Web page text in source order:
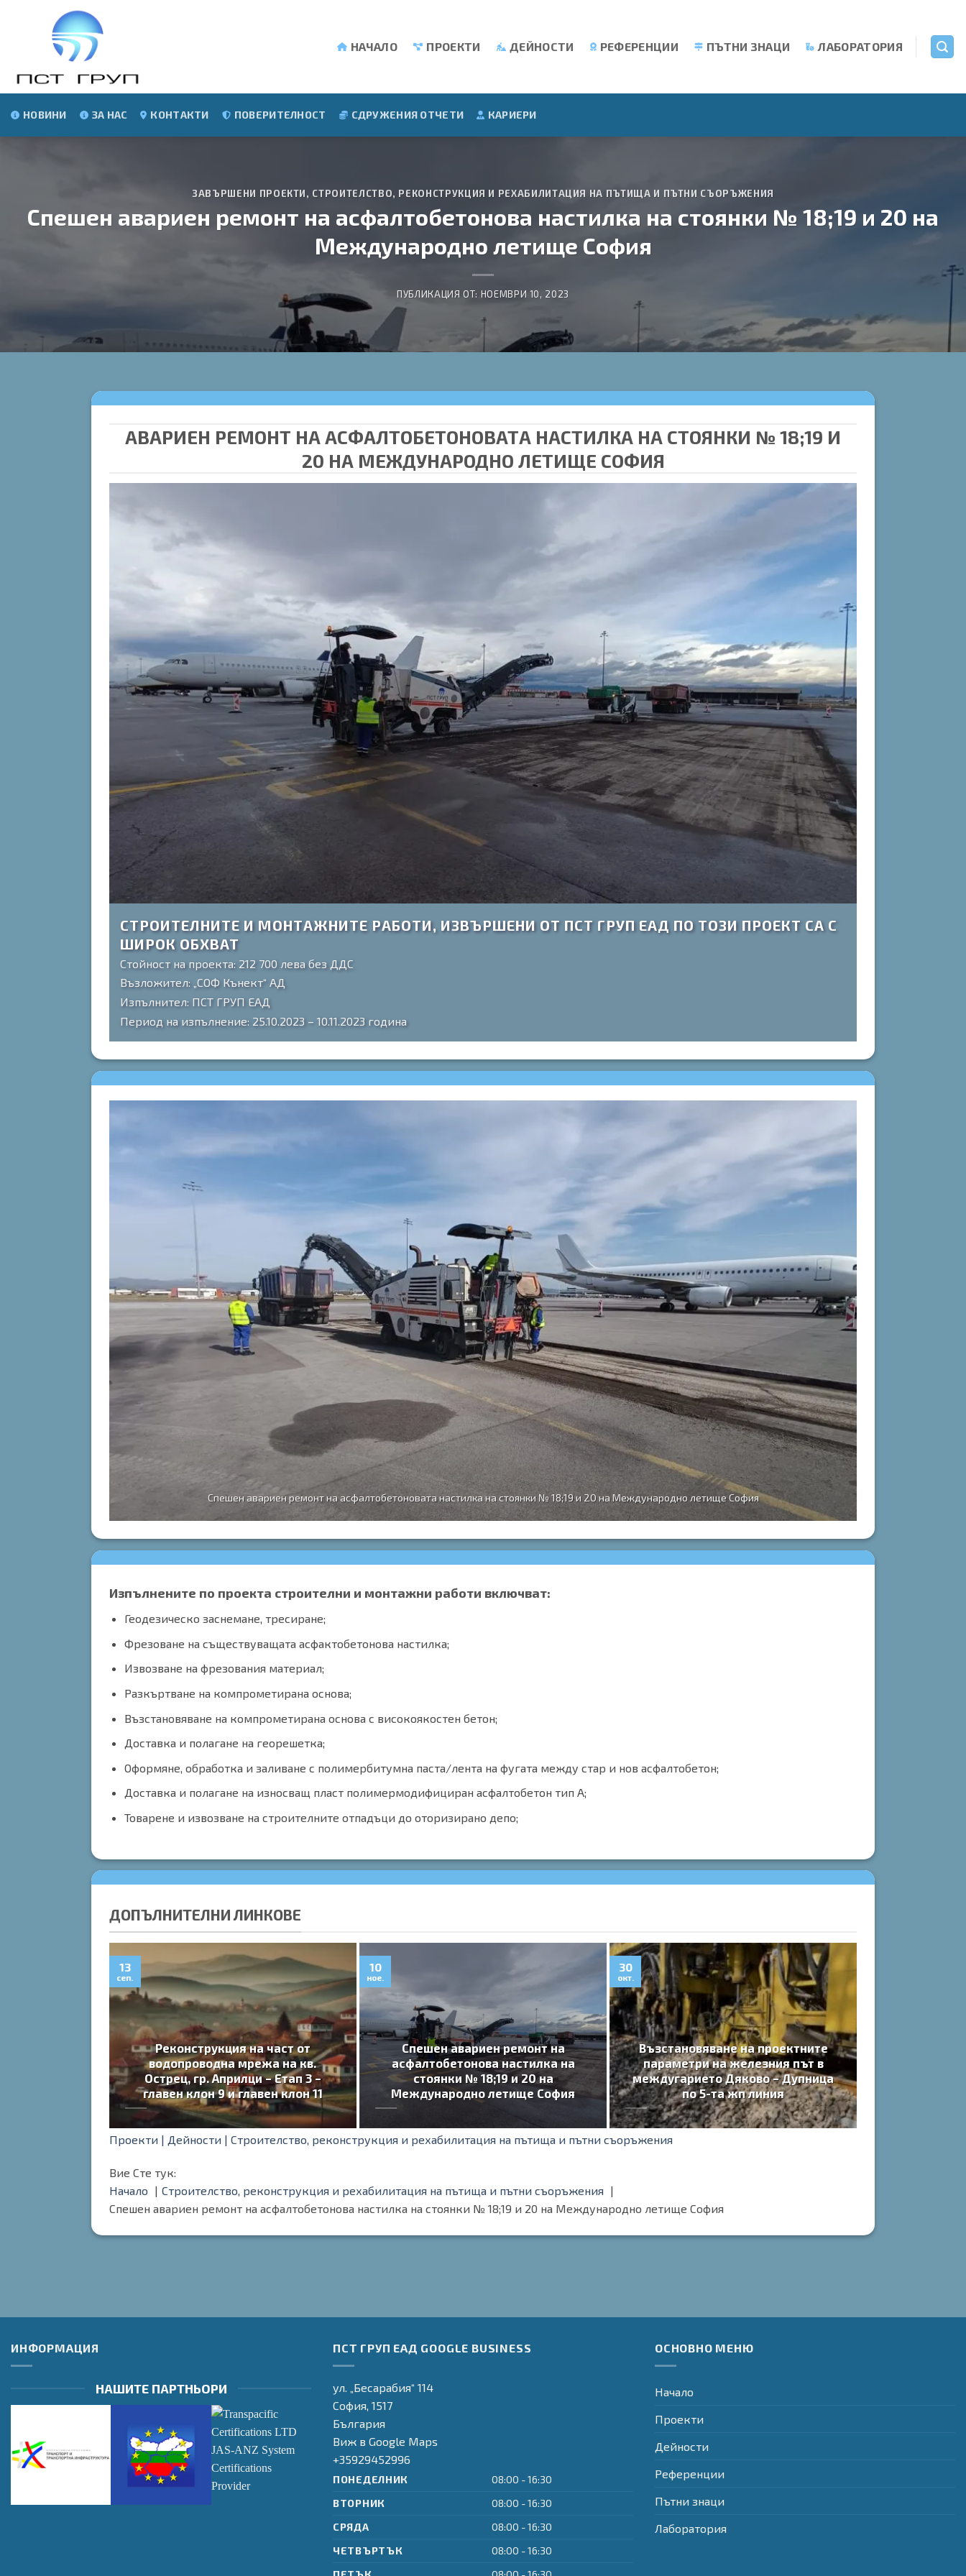
НАЧАЛО ПРОЕКТИ ДЕЙНОСТИ РЕФЕРЕНЦИИ ПЪТНИ ЗНАЦИ ЛАБОРАТОРИЯ
НОВИНИ ЗА НАС КОНТАКТИ ПОВЕРИТЕЛНОСТ СДРУЖЕНИЯ ОТЧЕТИ КАРИЕРИ
ЗАВЪРШЕНИ ПРОЕКТИ, СТРОИТЕЛСТВО, РЕКОНСТРУКЦИЯ И РЕХАБИЛИТАЦИЯ НА ПЪТИЩА И ПЪТНИ СЪОРЪЖЕНИЯ
Спешен авариен ремонт на асфалтобетонова настилка на стоянки № 18;19 и 20 на
Международно летище София
ПУБЛИКАЦИЯ ОТ: НОЕМВРИ 10, 2023
АВАРИЕН РЕМОНТ НА АСФАЛТОБЕТОНОВАТА НАСТИЛКА НА СТОЯНКИ № 18;19 И
20 НА МЕЖДУНАРОДНО ЛЕТИЩЕ СОФИЯ
СТРОИТЕЛНИТЕ И МОНТАЖНИТЕ РАБОТИ, ИЗВЪРШЕНИ ОТ ПСТ ГРУП ЕАД ПО ТОЗИ ПРОЕКТ СА С
ШИРОК ОБХВАТ
Стойност на проекта: 212 700 лева без ДДС
Възложител: „СОФ Кънект“ АД
Изпълнител: ПСТ ГРУП ЕАД
Период на изпълнение: 25.10.2023 – 10.11.2023 година
Спешен авариен ремонт на асфалтобетоновата настилка на стоянки № 18;19 и 20 на Международно летище София
Изпълнените по проекта строителни и монтажни работи включват:
Геодезическо заснемане, тресиране;
Фрезоване на съществуващата асфактобетонова настилка;
Извозване на фрезования материал;
Разкъртване на компрометирана основа;
Възстановяване на компрометирана основа с високоякостен бетон;
Доставка и полагане на георешетка;
Оформяне, обработка и заливане с полимербитумна паста/лента на фугата между стар и нов асфалтобетон;
Доставка и полагане на износващ пласт полимермодифициран асфалтобетон тип А;
Товарене и извозване на строителните отпадъци до оторизирано депо;
ДОПЪЛНИТЕЛНИ ЛИНКОВЕ
Реконструкция на част от
водопроводна мрежа на кв.
Острец, гр. Априлци – Етап 3 –
главен клон 9 и главен клон 11
13
сеп.
Спешен авариен ремонт на
асфалтобетонова настилка на
стоянки № 18;19 и 20 на
Международно летище София
10
ное.
Възстановяване на проектните
параметри на железния път в
междугарието Дяково – Дупница
по 5-та жп линия
30
окт.
Проекти | Дейности | Строителство, реконструкция и рехабилитация на пътища и пътни съоръжения
Вие Сте тук:
Начало
Строителство, реконструкция и рехабилитация на пътища и пътни съоръжения
Спешен авариен ремонт на асфалтобетонова настилка на стоянки № 18;19 и 20 на Международно летище София
ИНФОРМАЦИЯ
НАШИТЕ ПАРТНЬОРИ
ПСТ ГРУП ЕАД GOOGLE BUSINESS
ул. „Бесарабия“ 114
София, 1517
България
Виж в Google Maps
+35929452996
ПОНЕДЕЛНИК
08:00 - 16:30
ВТОРНИК
08:00 - 16:30
СРЯДА
08:00 - 16:30
ЧЕТВЪРТЪК
08:00 - 16:30
ОСНОВНО МЕНЮ
Начало
Проекти
Дейности
Референции
Пътни знаци
Лаборатория